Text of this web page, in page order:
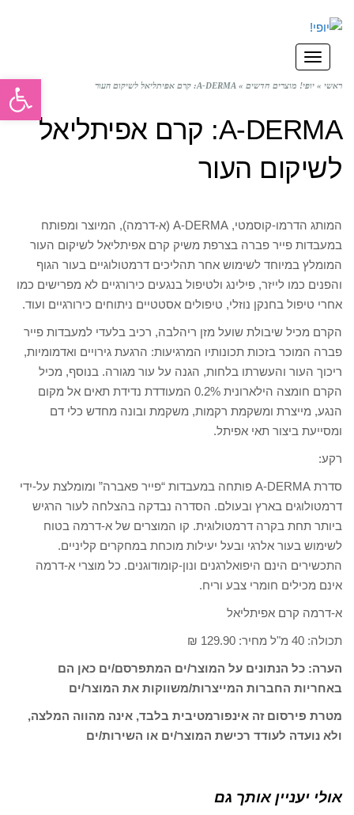
תפריט
ראשי » יופי! מוצרים חדשים » A-DERMA: קרם אפיתליאל לשיקום העור
A-DERMA: קרם אפיתליאל
לשיקום העור
המותג הדרמו-קוסמטי, A-DERMA (א-דרמה), המיוצר ומפותח
במעבדות פייר פברה בצרפת משיק קרם אפיתליאל לשיקום העור
המומלץ במיוחד לשימוש אחר תהליכים דרמטולוגיים בעור הגוף
והפנים כמו לייזר, פילינג ולטיפול בנגעים כירורגיים לא מפרישים כמו
אחרי טיפול בחנקן נוזלי, טיפולים אסטטיים ניתוחים כירורגיים ועוד.
הקרם מכיל שיבולת שועל מזן ריהלבה, רכיב בלעדי למעבדות פייר
פברה המוכר בזכות תכונותיו המרגיעות: הרגעת גירויים ואדמומיות,
ריכוך העור והעשרתו בלחות, הגנה על עור מגורה. בנוסף, מכיל
הקרם חומצה הילארונית 0.2% המעודדת נדידת תאים אל מקום
הנגע, מייצרת ומשקמת רקמות, משקמת ובונה מחדש כלי דם
ומסייעת ביצור תאי אפיתל.
רקע:
סדרת A-DERMA פותחה במעבדות “פייר פאברה” ומומלצת על-ידי
דרמטולוגים בארץ ובעולם. הסדרה נבדקה בהצלחה לעור הרגיש
ביותר תחת בקרה דרמטולוגית. קו המוצרים של א-דרמה בטוח
לשימוש בעור אלרגי ובעל יעילות מוכחת במחקרים קליניים.
התכשירים הינם היפואלרגנים ונון-קומודוגנים. כל מוצרי א-דרמה
אינם מכילים חומרי צבע וריח.
א-דרמה קרם אפיתליאל
תכולה: 40 מ"ל מחיר: 129.90 ₪
הערה: כל הנתונים על המוצר/ים המתפרסם/ים כאן הם
באחריות החברות המייצרות/משווקות את המוצר/ים
מטרת פירסום זה אינפורמטיבית בלבד, אינה מהווה המלצה,
ולא נועדה לעודד רכישת המוצר/ים או השירות/ים
אולי יעניין אותך גם
פתח